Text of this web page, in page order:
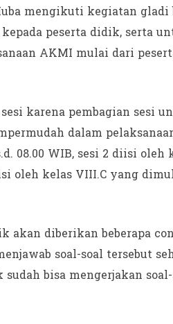
mengikuti kegiatan
peserta didik, serta
AKMI mulai dari
karena pembagian sesi
dalam
08.00 WIB, sesi 2 diisi oleh
oleh kelas VIII.C yang
akan diberikan beberapa
soal-soal tersebut
bisa mengerjakan